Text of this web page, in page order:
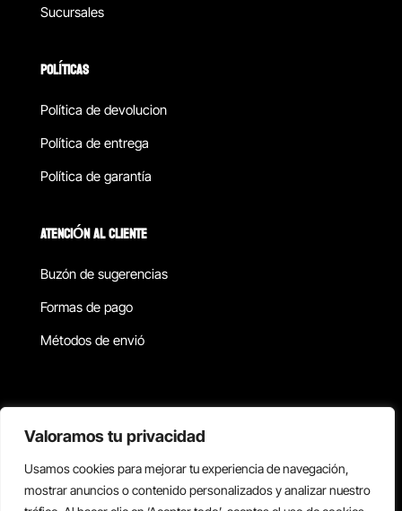
Valoramos tu privacidad
Usamos cookies para mejorar tu experiencia de navegación,
mostrar anuncios o contenido personalizados y analizar nuestro
Sucursales
POLÍTICAS
Política de devolucion
Política de entrega
Política de garantía
ATENCIÓN AL CLIENTE
Buzón de sugerencias
Formas de pago
Métodos de envió
Copyright © 2026 Reisix. Todos los derechos reservados.